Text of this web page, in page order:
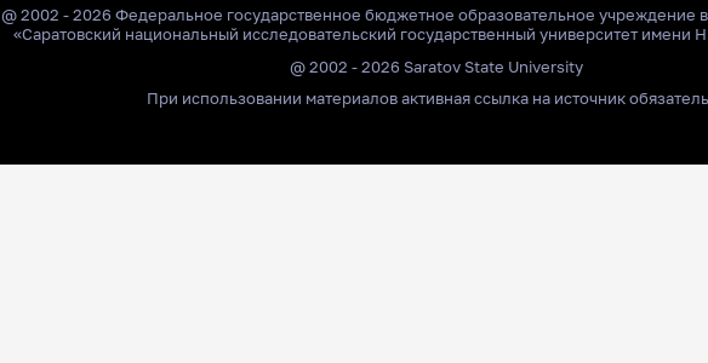
@ 2002 - 2026 Федеральное государственное бюджетное образовательное учреждение
«Саратовский национальный исследовательский государственный университет имени
@ 2002 - 2026 Saratov State University
При использовании материалов активная ссылка на источник